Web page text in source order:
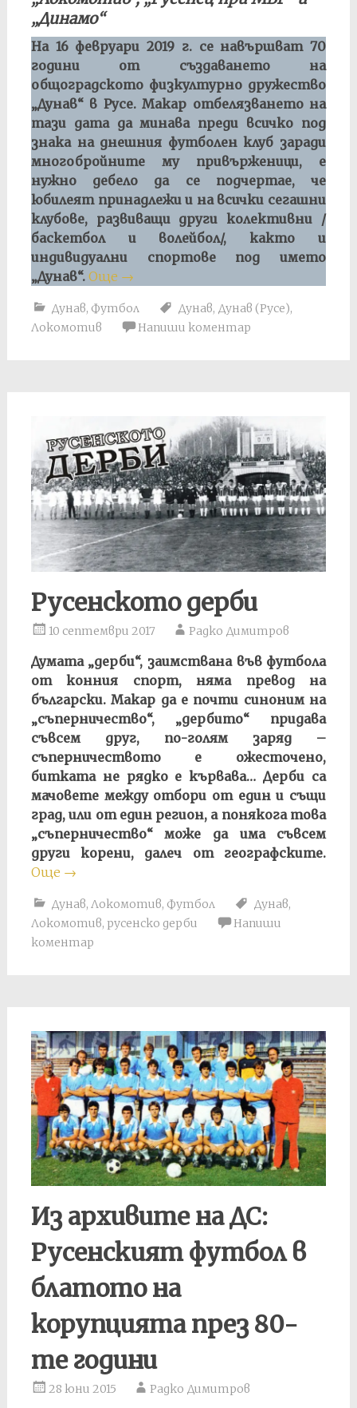
„Динамо“
На 16 февруари 2019 г. се навършват 70
години от създаването на
общоградското физкултурно дружество
„Дунав“ в Русе. Макар отбелязването на
тази дата да минава преди всичко под
знака на днешния футболен клуб заради
многобройните му привърженици, е
нужно дебело да се подчертае, че
юбилеят принадлежи и на всички сегашни
клубове, развиващи други колективни /
баскетбол и волейбол/, както и
индивидуални спортове под името
„Дунав“. Още →
Дунав, Футбол Дунав, Дунав (Русе),
Локомотив
Напиши коментар
Русенското дерби
10 септември 2017 Радко Димитров
Думата „дерби“, заимствана във футбола
от конния спорт, няма превод на
български. Макар да е почти синоним на
„съперничество“, „дербито“ придава
съвсем друг, по-голям заряд –
съперничеството е ожесточено,
битката не рядко е кървава… Дерби са
мачовете между отбори от един и същи
град, или от един регион, а понякога това
„съперничество“ може да има съвсем
други корени, далеч от географските.
Още →
Дунав, Локомотив, Футбол Дунав,
Локомотив, русенско дерби
Напиши
коментар
Из архивите на ДС:
Русенският футбол в
блатото на
корупцията през 80-
те години
28 юни 2015 Радко Димитров